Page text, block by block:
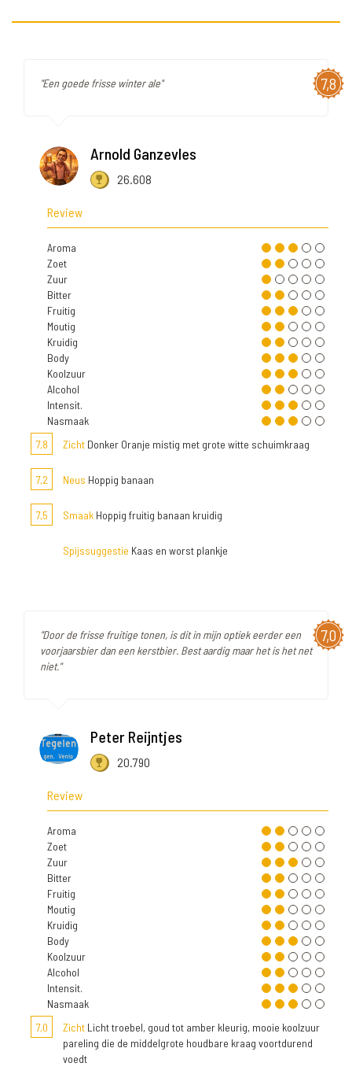
7,8
"Een goede frisse winter ale"
Arnold Ganzevles
26.608
Review
Aroma
Zoet
Zuur
Bitter
Fruitig
Moutig
Kruidig
Body
Koolzuur
Alcohol
Intensit.
Nasmaak
7,8
Zicht Donker Oranje mistig met grote witte schuimkraag
7,2 Neus Hoppig banaan
7,5 Smaak Hoppig fruitig banaan kruidig
Spijssuggestie Kaas en worst plankje
7,0
"Door de frisse fruitige tonen, is dit in mijn optiek eerder een
voorjaarsbier dan een kerstbier. Best aardig maar het is het net
niet."
Peter Reijntjes
20.790
Review
Aroma
Zoet
Zuur
Bitter
Fruitig
Moutig
Kruidig
Body
Koolzuur
Alcohol
Intensit.
Nasmaak
7,0
Zicht Licht troebel, goud tot amber kleurig, mooie koolzuur
pareling die de middelgrote houdbare kraag voortdurend
voedt